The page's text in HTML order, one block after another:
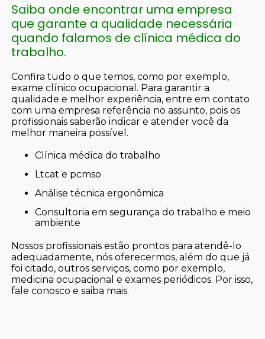
Saiba onde encontrar uma empresa
que garante a qualidade necessária
quando falamos de clínica médica do
trabalho.
Confira tudo o que temos, como por exemplo,
exame clínico ocupacional. Para garantir a
qualidade e melhor experiência, entre em contato
com uma empresa referência no assunto, pois os
profissionais saberão indicar e atender você da
melhor maneira possível.
clínica médica do trabalho
ltcat e pcmso
análise técnica ergonômica
consultoria em segurança do trabalho e meio
ambiente
Nossos profissionais estão prontos para atendê-lo
adequadamente, nós oferecermos, além do que já
foi citado, outros serviços, como por exemplo,
medicina ocupacional e exames periódicos. Por isso,
fale conosco e saiba mais.